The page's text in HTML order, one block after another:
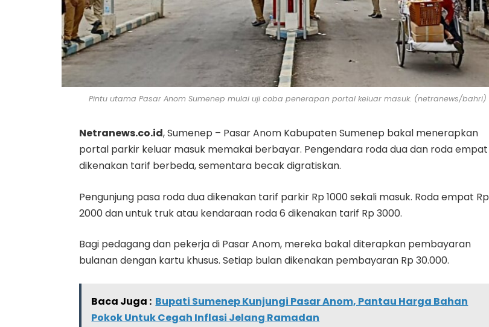
Pintu utama Pasar Anom Sumenep mulai uji coba penerapan portal keluar masuk. (netranews/bahri)
Netranews.co.id, Sumenep – Pasar Anom Kabupaten Sumenep bakal menerapkan
portal parkir keluar masuk memakai berbayar. Pengendara roda dua dan roda empat
dikenakan tarif berbeda, sementara becak digratiskan.
Pengunjung pasa roda dua dikenakan tarif parkir Rp 1000 sekali masuk. Roda empat Rp
2000 dan untuk truk atau kendaraan roda 6 dikenakan tarif Rp 3000.
Bagi pedagang dan pekerja di Pasar Anom, mereka bakal diterapkan pembayaran
bulanan dengan kartu khusus. Setiap bulan dikenakan pembayaran Rp 30.000.
Baca Juga : Bupati Sumenep Kunjungi Pasar Anom, Pantau Harga Bahan
Pokok Untuk Cegah Inflasi Jelang Ramadan